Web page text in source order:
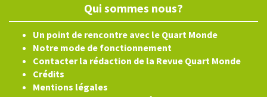
Qui sommes nous?
Un point de rencontre avec le Quart Monde
Notre mode de fonctionnement
Contacter la rédaction de la Revue Quart Monde
Crédits
Mentions légales